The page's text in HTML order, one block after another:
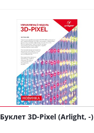
Буклет 3D-Pixel (Arlight, -)